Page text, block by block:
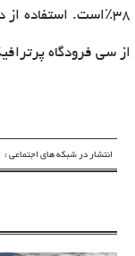
۳۸٪است. استفاده
از سی فرودگاه
انتشار در شبکه های اجتماعی :